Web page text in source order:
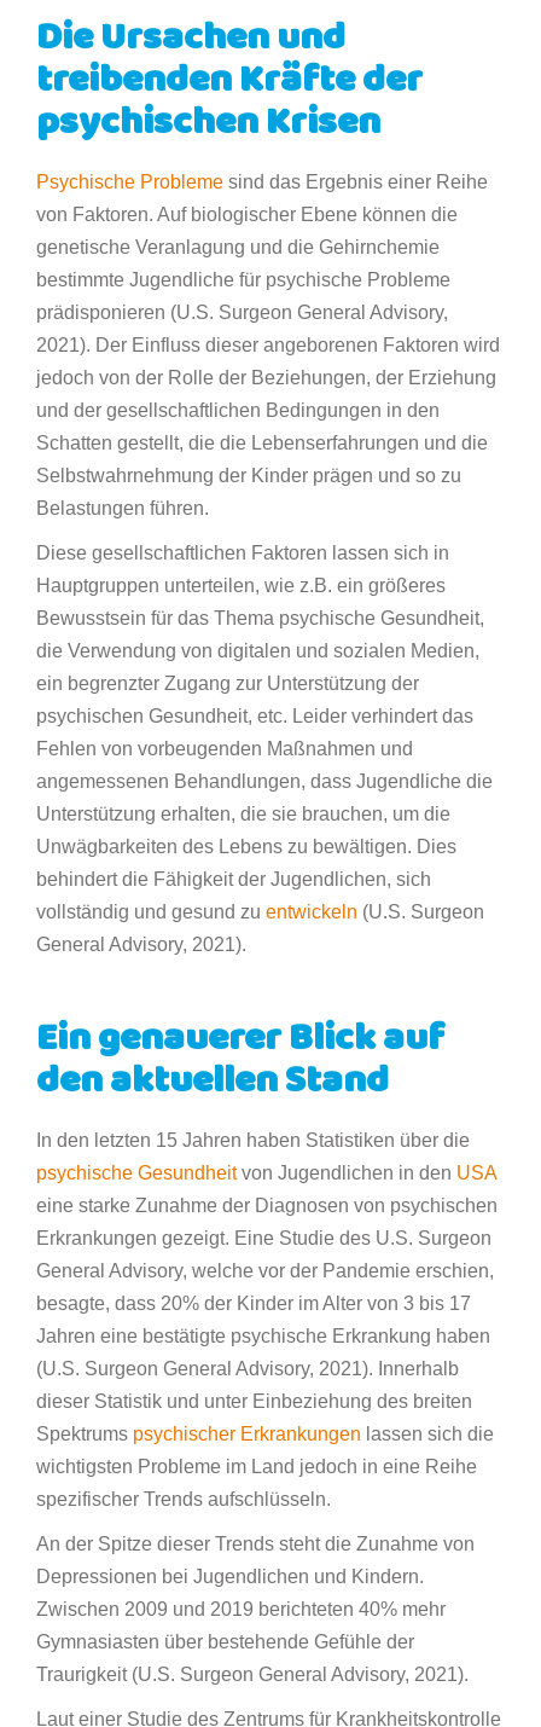
Die Ursachen und
treibenden Kräfte der
psychischen Krisen
Psychische Probleme sind das Ergebnis einer Reihe
von Faktoren. Auf biologischer Ebene können die
genetische Veranlagung und die Gehirnchemie
bestimmte Jugendliche für psychische Probleme
prädisponieren (U.S. Surgeon General Advisory,
2021). Der Einfluss dieser angeborenen Faktoren wird
jedoch von der Rolle der Beziehungen, der Erziehung
und der gesellschaftlichen Bedingungen in den
Schatten gestellt, die die Lebenserfahrungen und die
Selbstwahrnehmung der Kinder prägen und so zu
Belastungen führen.
Diese gesellschaftlichen Faktoren lassen sich in
Hauptgruppen unterteilen, wie z.B. ein größeres
Bewusstsein für das Thema psychische Gesundheit,
die Verwendung von digitalen und sozialen Medien,
ein begrenzter Zugang zur Unterstützung der
psychischen Gesundheit, etc. Leider verhindert das
Fehlen von vorbeugenden Maßnahmen und
angemessenen Behandlungen, dass Jugendliche die
Unterstützung erhalten, die sie brauchen, um die
Unwägbarkeiten des Lebens zu bewältigen. Dies
behindert die Fähigkeit der Jugendlichen, sich
vollständig und gesund zu entwickeln (U.S. Surgeon
General Advisory, 2021).
Ein genauerer Blick auf
den aktuellen Stand
In den letzten 15 Jahren haben Statistiken über die
psychische Gesundheitvon Jugendlichen in den USA
eine starke Zunahme der Diagnosen von psychischen
Erkrankungen gezeigt. Eine Studie des U.S. Surgeon
General Advisory, welche vor der Pandemie erschien,
besagte, dass 20% der Kinder im Alter von 3 bis 17
Jahren eine bestätigte psychische Erkrankung haben
(U.S. Surgeon General Advisory, 2021). Innerhalb
dieser Statistik und unter Einbeziehung des breiten
Spektrums psychischer Erkrankungen lassen sich die
wichtigsten Probleme im Land jedoch in eine Reihe
spezifischer Trends aufschlüsseln.
An der Spitze dieser Trends steht die Zunahme von
Depressionen bei Jugendlichen und Kindern.
Zwischen 2009 und 2019 berichteten 40% mehr
Gymnasiasten über bestehende Gefühle der
Traurigkeit (U.S. Surgeon General Advisory, 2021).
Laut einer Studie des Zentrums für Krankheitskontrolle